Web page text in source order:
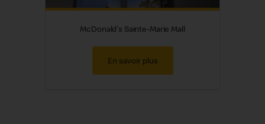
McDonald's Sainte-Marie Mall
En savoir plus